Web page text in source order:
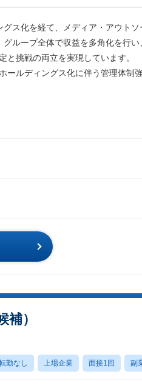
ス化を経て、メディア・アウト
ループ全体で収益を多角化を行
と挑戦の両立を実現しています。
ルディングス化に伴う管理体制
）
勤なし 上場企業 面接1回 副